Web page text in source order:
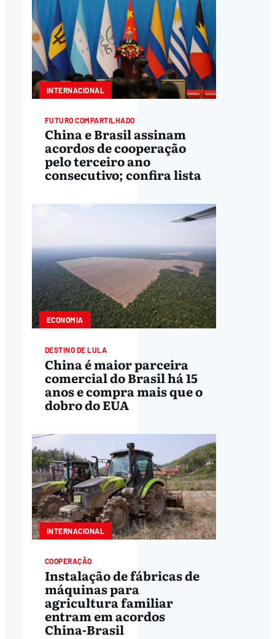
INTERNACIONAL
FUTURO COMPARTILHADO
China e Brasil assinam
acordos de cooperação
pelo terceiro ano
consecutivo; confira lista
ECONOMIA
DESTINO DE LULA
China é maior parceira
comercial do Brasil há 15
anos e compra mais que o
dobro do EUA
INTERNACIONAL
COOPERAÇÃO
Instalação de fábricas de
máquinas para
agricultura familiar
entram em acordos
China-Brasil